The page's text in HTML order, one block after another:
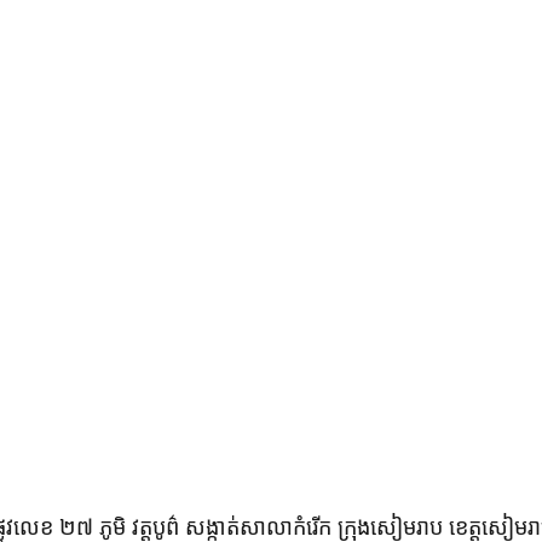
វលេខ ២៧ ភូមិ វត្តបូព៌ សង្កាត់សាលាកំរើក ក្រុងសៀមរាប ខេត្តសៀមរ